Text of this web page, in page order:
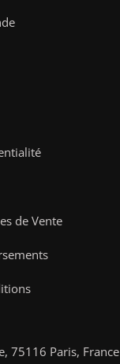
de Vente
75116 Paris, France